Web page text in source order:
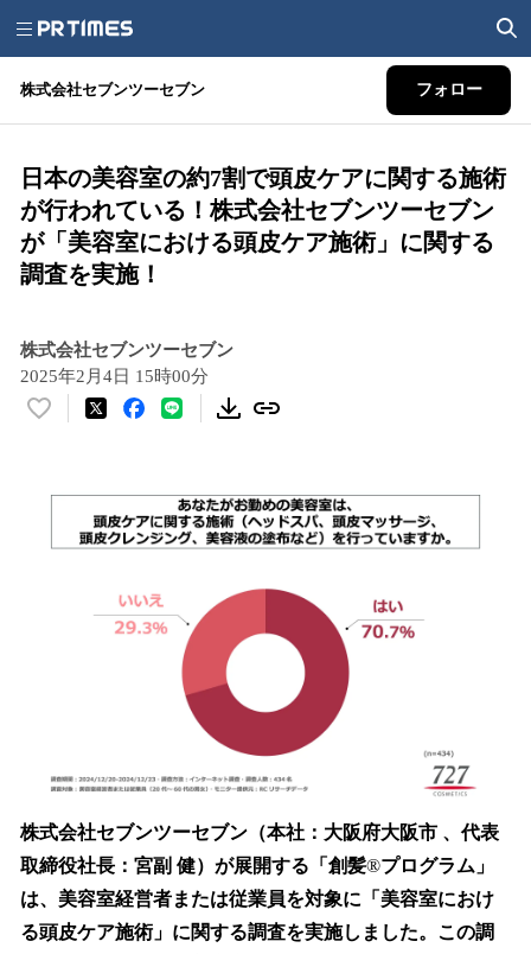
株式会社セブンツーセブン フォロー
日本の美容室の約7割で頭皮ケアに関する施術
が行われている！株式会社セブンツーセブン
が「美容室における頭皮ケア施術」に関する
調査を実施！
株式会社セブンツーセブン
2025年2月4日 15時00分
い
！
を
株式会社セブンツーセブン（本社：大阪府大阪市 、代表
取締役社長：宮副 健）が展開する「創髪®プログラム」
は、美容室経営者または従業員を対象に「美容室におけ
る頭皮ケア施術」に関する調査を実施しました。この調